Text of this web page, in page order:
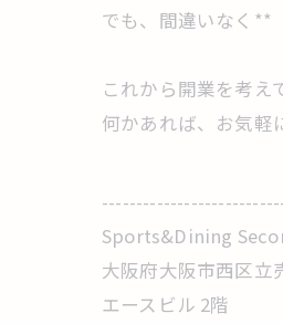
でも、間違いなく**
これから開業を考え
何かあれば、お気軽
Sports&Dining
大阪府大阪市西区立
エースビル 2階